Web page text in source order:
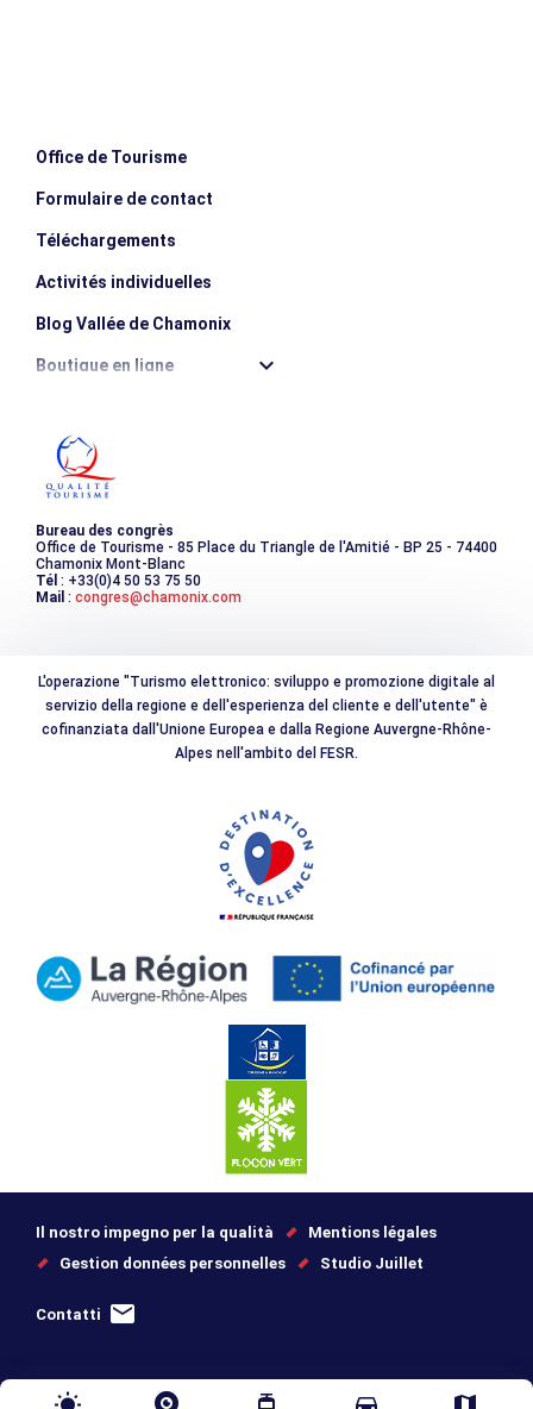
Office de Tourisme
Formulaire de contact
Téléchargements
Activités individuelles
Blog Vallée de Chamonix
Boutique en ligne
Les incontournables
Photothèque
Bureau des congrès
Office de Tourisme - 85 Place du Triangle de l'Amitié - BP 25 - 74400
Chamonix Mont-Blanc
Tél : +33(0)4 50 53 75 50
Mail : congres@chamonix.com
L'operazione "Turismo elettronico: sviluppo e promozione digitale al
servizio della regione e dell'esperienza del cliente e dell'utente" è
cofinanziata dall'Unione Europea e dalla Regione Auvergne-Rhône-
Alpes nell'ambito del FESR.
Il nostro impegno per la qualità
Mentions légales
Gestion données personnelles
Studio Juillet
Contatti